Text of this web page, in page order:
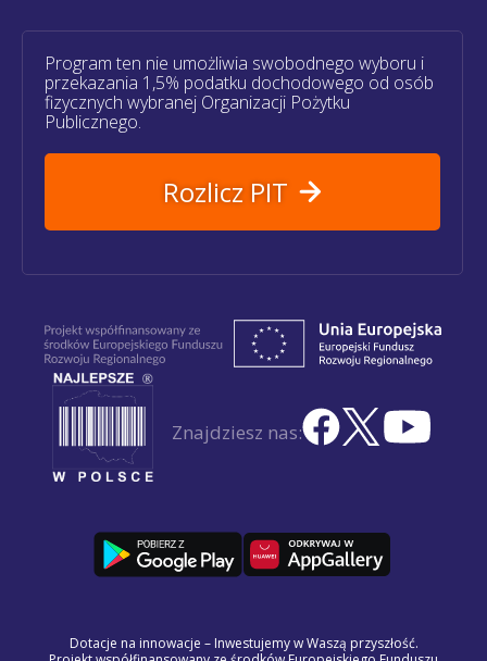
Program ten nie umożliwia swobodnego wyboru i
przekazania 1,5% podatku dochodowego od osób
fizycznych wybranej Organizacji Pożytku
Publicznego.
Rozlicz PIT
Znajdziesz nas:
Dotacje na innowacje – Inwestujemy w Waszą przyszłość.